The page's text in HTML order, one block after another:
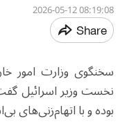
08:19:08 2026-05-12
Share
سخنگوی وزارت امور
نخست وزیر اسرائیل
بوده و با